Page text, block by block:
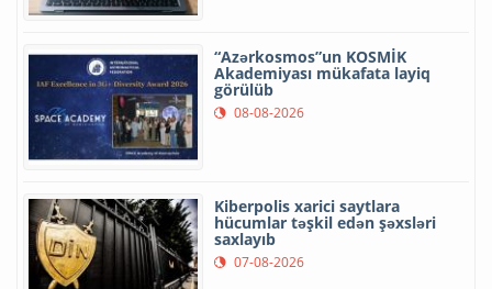
“Azərkosmos”un KOSMİK
Akademiyası mükafata layiq
görülüb
08-08-2026
Kiberpolis xarici saytlara
hücumlar təşkil edən şəxsləri
saxlayıb
07-08-2026